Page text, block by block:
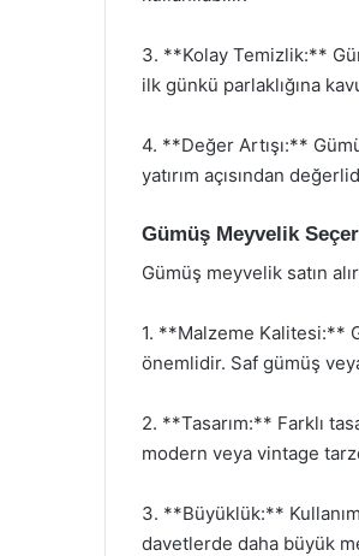
3. **Kolay Temizlik:**
ilk günkü parlaklığına
4. **Değer Artışı:**
yatırım açısından
Gümüş Meyvelik
Gümüş meyvelik satın
1. **Malzeme Kalitesi:**
önemlidir. Saf gümüş
2. **Tasarım:** Farklı
modern veya vintage
3. **Büyüklük:**
davetlerde daha büyük